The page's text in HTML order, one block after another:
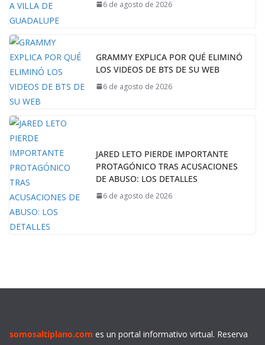
6 de agosto de 2026
GRAMMY EXPLICA POR QUÉ ELIMINÓ
LOS VIDEOS DE BTS DE SU WEB
6 de agosto de 2026
JARED LETO PIERDE IMPORTANTE
PROTAGÓNICO TRAS ACUSACIONES
DE ABUSO: LOS DETALLES
6 de agosto de 2026
somosaltiplano.com es un portal informativo virtual. Reserva